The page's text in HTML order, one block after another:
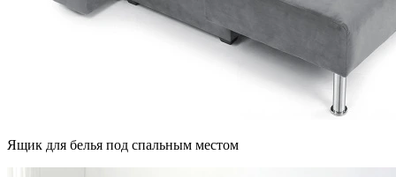
Ящик для белья под спальным местом